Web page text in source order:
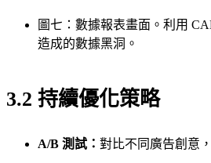
圖七：數據報表畫面。利用
造成的數據黑洞。
3.2 持續優化策略
A/B 測試： 對比不同廣告創意